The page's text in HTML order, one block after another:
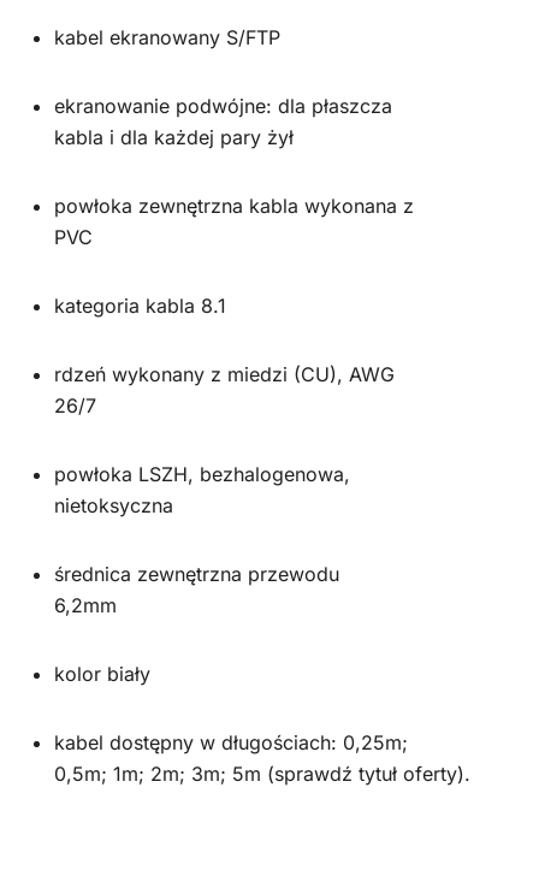
kabel ekranowany S/FTP
ekranowanie podwójne: dla płaszcza
kabla i dla każdej pary żył
powłoka zewnętrzna kabla wykonana z
PVC
kategoria kabla 8.1
rdzeń wykonany z miedzi (CU), AWG
26/7
powłoka LSZH, bezhalogenowa,
nietoksyczna
średnica zewnętrzna przewodu
6,2mm
kolor biały
kabel dostępny w długościach: 0,25m;
0,5m; 1m; 2m; 3m; 5m (sprawdź tytuł oferty).